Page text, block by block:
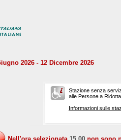
2026 - 12 Dicembre 2026
Stazione senza
alle Persone a
Informazioni sulle